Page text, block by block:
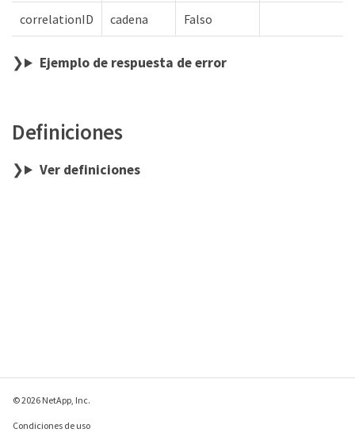
correlationID cadena Falso
Ejemplo de respuesta de error
Definiciones
Ver definiciones
© 2026 NetApp, Inc.
Condiciones de uso